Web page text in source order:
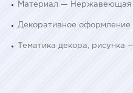
Материал — Нержавеющая
Декоративное оформление
Тематика декора, рисунка